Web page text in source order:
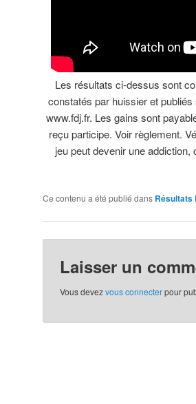
Les résultats ci-dessus sont
constatés par huissier et
www.fdj.fr. Les gains sont
reçu participe. Voir règlement.
jeu peut devenir une
Ce contenu a été publié dans Résultats
Laisser un
Vous devezvous connecterpour